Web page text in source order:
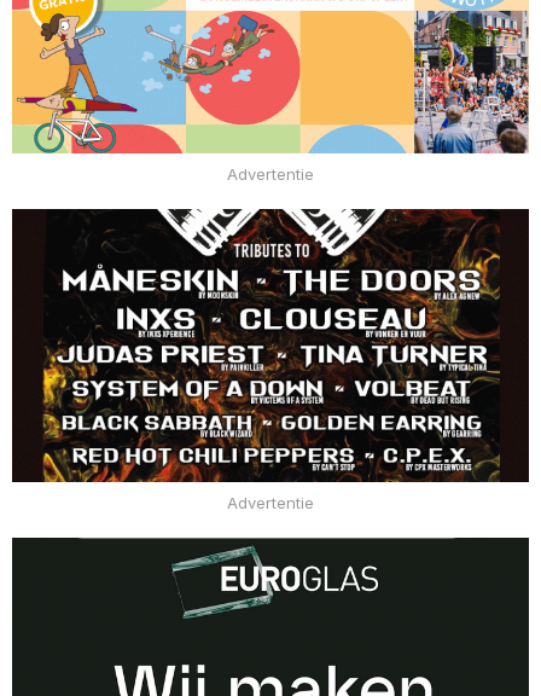
Advertentie
Advertentie